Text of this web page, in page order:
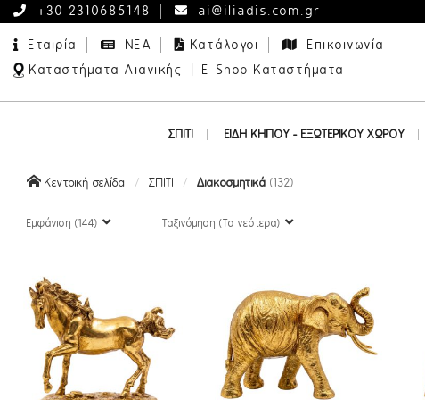
+30 2310685148 ai@iliadis.com.gr
Εταιρία ΝΕΑ Κατάλογοι
Επικοινωνία
Καταστήματα Λιανικής
E-Shop Καταστήματα
ΣΠΙΤΙ ΕΙΔΗ ΚΗΠΟΥ - ΕΞΩΤΕΡΙΚΟΥ ΧΩΡΟΥ
Κεντρική σελίδα ΣΠΙΤΙ Διακοσμητικά (132)
Εμφάνιση (144) Ταξινόμηση (Τα νεότερα)